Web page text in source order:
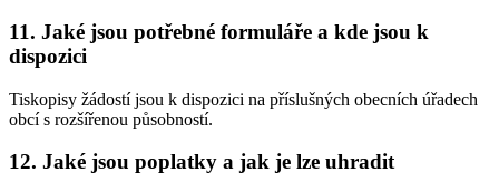
11. Jaké jsou potřebné formuláře a kde jsou k
dispozici
Tiskopisy žádostí jsou k dispozici na příslušných obecních úřadech
obcí s rozšířenou působností.
12. Jaké jsou poplatky a jak je lze uhradit